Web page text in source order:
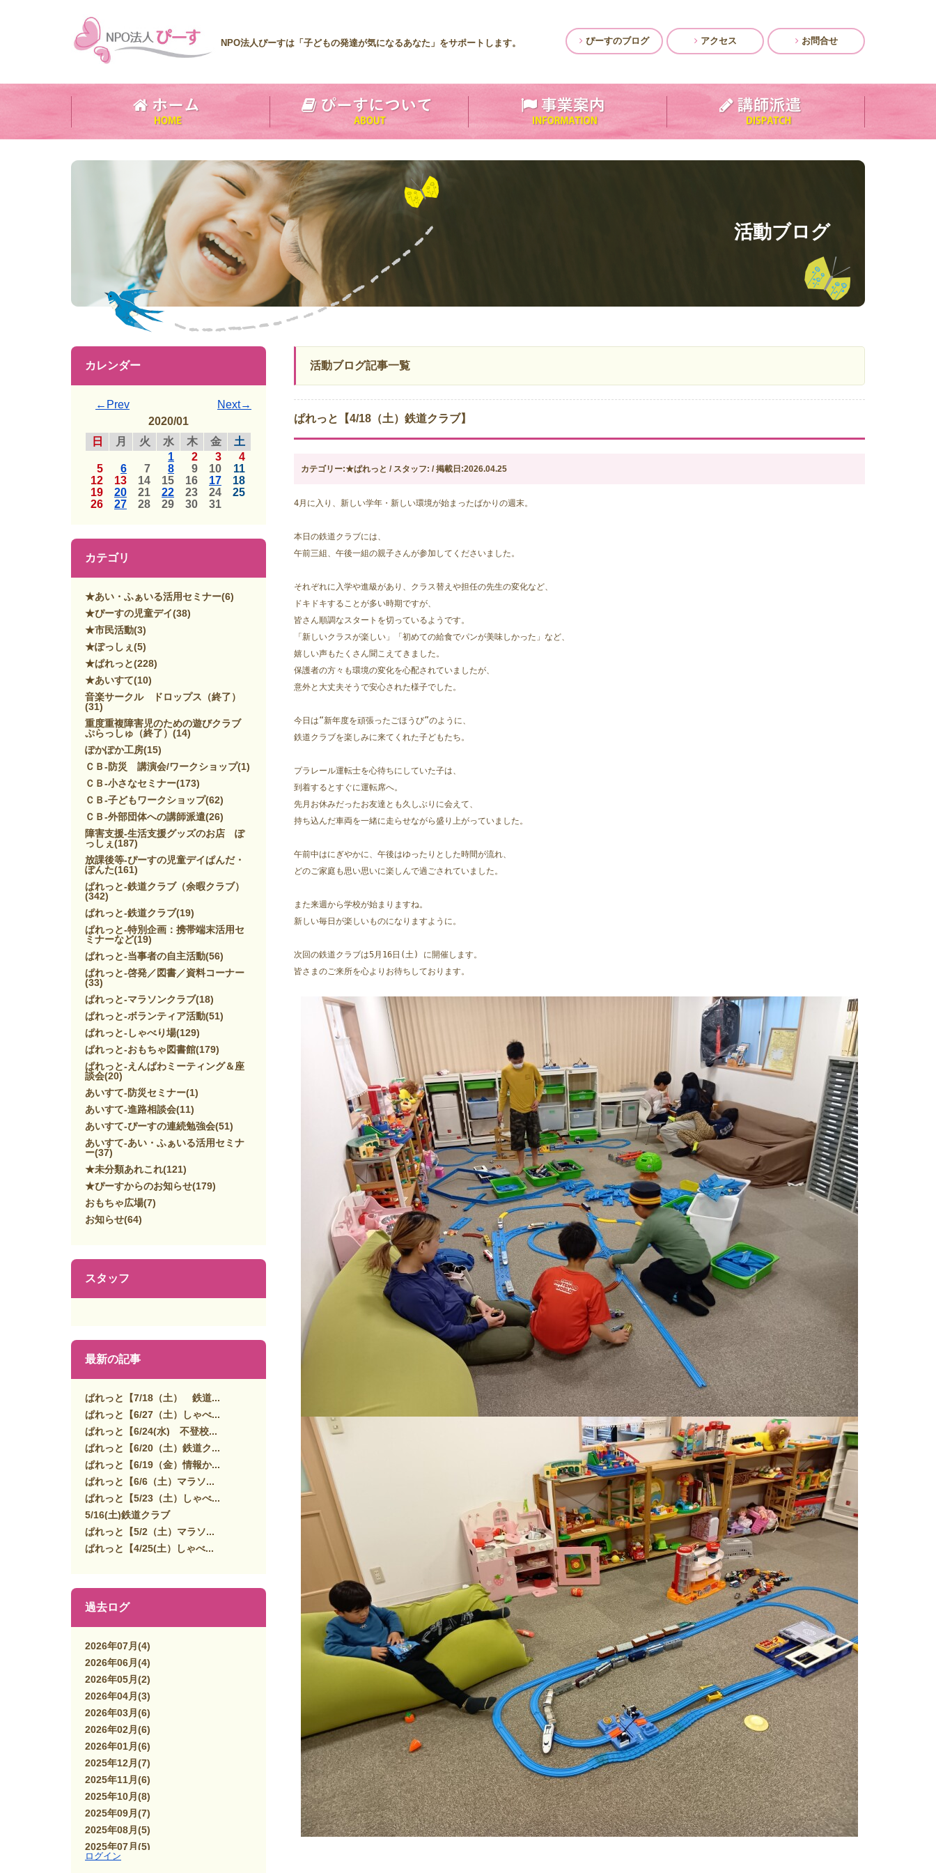
NPO法人ぴーすは「子どもの発達が気になるあなた」をサポートします。 ぴーすのブログ アクセス お問合せ
活動ブログ
活動ブログ記事一覧
ぱれっと【4/18（土）鉄道クラブ】
カテゴリー:★ぱれっと / スタッフ: / 掲載日:2026.04.25
4月に入り、新しい学年・新しい環境が始まったばかりの週末。
本日の鉄道クラブには、
午前三組、午後一組の親子さんが参加してくださいました。
それぞれに入学や進級があり、クラス替えや担任の先生の変化など、
ドキドキすることが多い時期ですが、
皆さん順調なスタートを切っているようです。
「新しいクラスが楽しい」「初めての給食でパンが美味しかった」など、
嬉しい声もたくさん聞こえてきました。
保護者の方々も環境の変化を心配されていましたが、
意外と大丈夫そうで安心された様子でした。
今日は“新年度を頑張ったごほうび”のように、
鉄道クラブを楽しみに来てくれた子どもたち。
プラレール運転士を心待ちにしていた子は、
到着するとすぐに運転席へ。
先月お休みだったお友達とも久しぶりに会えて、
持ち込んだ車両を一緒に走らせながら盛り上がっていました。
午前中はにぎやかに、午後はゆったりとした時間が流れ、
どのご家庭も思い思いに楽しんで過ごされていました。
また来週から学校が始まりますね。
新しい毎日が楽しいものになりますように。
次回の鉄道クラブは5月16日(土) に開催します。
皆さまのご来所を心よりお待ちしております。
カレンダー
←Prev
Next→
2020/01
日
月 火 水 木 金
土
1
2 3
4
5
6 7 8 9 10
11
12
13 14 15 16 17
18
19
20 21 22 23 24
25
26
27 28 29 30 31
カテゴリ
★あい・ふぁいる活用セミナー(6)
★ぴーすの児童デイ(38)
★市民活動(3)
★ぽっしぇ (5)
★ぱれっと(228)
★あいすて(10)
音楽サークル ドロップス（終了）
(31)
重度重複障害児のための遊びクラブ
ぷらっしゅ（終了） (14)
ぽかぽか工房(15)
ＣＢ-防災 講演会/ワークショップ(1)
ＣＢ-小さなセミナー(173)
ＣＢ-子どもワークショップ(62)
ＣＢ-外部団体への講師派遣(26)
障害支援-生活支援グッズのお店 ぽ
っしぇ (187)
放課後等-ぴーすの児童デイぱんだ・
ぽんた(161)
ぱれっと-鉄道クラブ（余暇クラブ）
(342)
ぱれっと-鉄道クラブ(19)
ぱれっと-特別企画：携帯端末活用セ
ミナーなど(19)
ぱれっと-当事者の自主活動(56)
ぱれっと-啓発／図書／資料コーナー
(33)
ぱれっと-マラソンクラブ(18)
ぱれっと-ボランティア活動(51)
ぱれっと-しゃべり場(129)
ぱれっと-おもちゃ図書館(179)
ぱれっと-えんぱわミーティング＆座
談会(20)
あいすて-防災セミナー(1)
あいすて-進路相談会(11)
あいすて-ぴーすの連続勉強会(51)
あいすて-あい・ふぁいる活用セミナ
ー(37)
★未分類あれこれ(121)
★ぴーすからのお知らせ(179)
おもちゃ広場(7)
お知らせ(64)
スタッフ
最新の記事
ぱれっと【7/18（土） 鉄道...
ぱれっと【6/27（土）しゃべ...
ぱれっと【6/24(水) 不登校...
ぱれっと【6/20（土）鉄道ク...
ぱれっと【6/19（金）情報か...
ぱれっと【6/6（土）マラソ...
ぱれっと【5/23（土）しゃべ...
5/16(土)鉄道クラブ
ぱれっと【5/2（土）マラソ...
ぱれっと【4/25(土）しゃべ...
過去ログ
2026年07月 (4)
2026年06月 (4)
2026年05月 (2)
2026年04月 (3)
2026年03月 (6)
2026年02月 (6)
2026年01月 (6)
2025年12月 (7)
2025年11月 (6)
2025年10月 (8)
2025年09月 (7)
2025年08月 (5)
2025年07月 (5)
2025年06月
ログイン